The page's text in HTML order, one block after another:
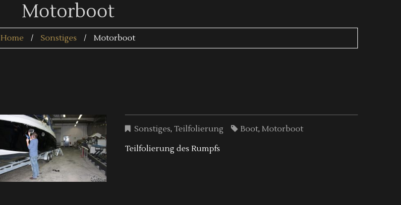
Motorboot
Home Sonstiges Motorboot
Sonstiges, Teilfolierung Boot, Motorboot
Teilfolierung des Rumpfs